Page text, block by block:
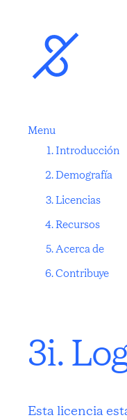
Menu
Introducción
Demografía
Licencias
Recursos
Acerca de
Contribuye
3i.
Esta licencia